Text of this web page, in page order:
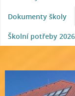
Dokumenty školy
Školní potřeby